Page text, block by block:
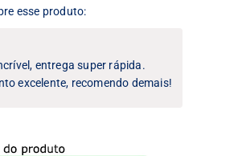
esse produto:
entrega super rápida.
excelente, recomendo demais!